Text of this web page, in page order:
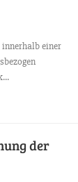
innerhalb einer
der